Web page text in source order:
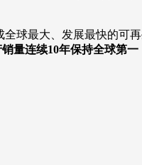
球最大、发展最快的可
量连续10年保持全球第一